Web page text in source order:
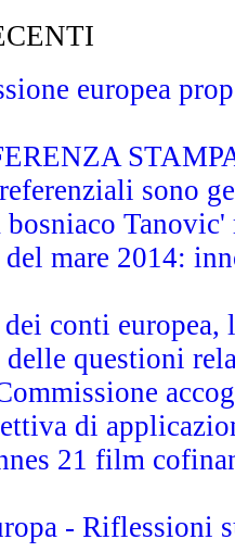
europea
sono
bosniaco
del mare 2014:
dei conti
questioni
di
21 film
- Riflessioni